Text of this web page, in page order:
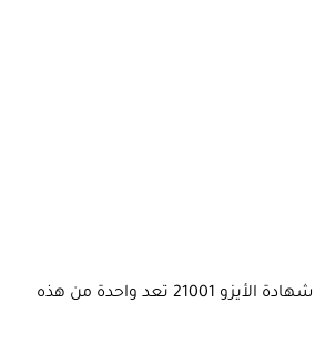
في عالم التعليم المتطور والمتغير باستمرار، تسعى المؤسسات التعليمية إلى تبني أفضل الممارسات والمعايير العالمية لتعزيز جودة التعليم وتحقيق التميز الأكاديمي. شهادة الأيزو 21001 تعد واحدة من هذه